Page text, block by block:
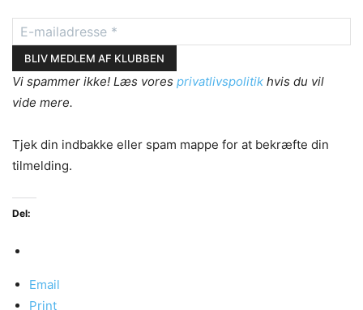
Vi spammer ikke! Læs vores privatlivspolitik hvis du vil
vide mere.
Tjek din indbakke eller spam mappe for at bekræfte din
tilmelding.
Del:
Email
Print